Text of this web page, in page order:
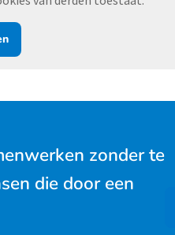
zonder te
die door een